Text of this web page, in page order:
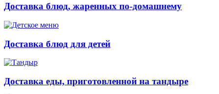
Доставка блюд, жаренных по-домашнему
Доставка блюд для детей
Доставка еды, приготовленной на тандыре